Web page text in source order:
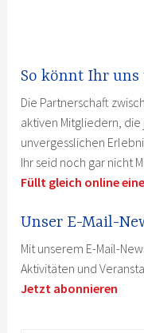
So könnt Ihr
Die Partnerschaft
aktiven Mitgliedern,
unvergesslichen
Ihr seid noch gar nicht
Füllt gleich online
Unser E-Mail-
Mit unserem E-Mail-
Aktivitäten und
Jetzt abonnieren